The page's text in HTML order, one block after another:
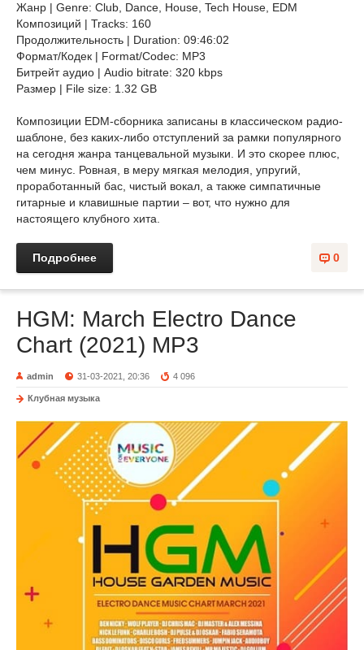
Жанр | Genre: Club, Dance, House, Tech House, EDM
Композиций | Tracks: 160
Продолжительность | Duration: 09:46:02
Формат/Кодек | Format/Codec: MP3
Битрейт аудио | Audio bitrate: 320 kbps
Размер | File size: 1.32 GB
Композиции EDM-сборника записаны в классическом радио-
шаблоне, без каких-либо отступлений за рамки популярного
на сегодня жанра танцевальной музыки. И это скорее плюс,
чем минус. Ровная, в меру мягкая мелодия, упругий,
проработанный бас, чистый вокал, а также симпатичные
гитарные и клавишные партии – вот, что нужно для
настоящего клубного хита.
0
Подробнее
HGM: March Electro Dance
Chart (2021) MP3
admin 31-03-2021, 20:36 4 096
Клубная музыка